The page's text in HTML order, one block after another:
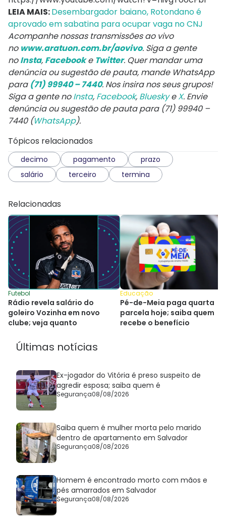
LEIA MAIS:Desembargador baiano, Rotondano é
aprovado em sabatina para ocupar vaga no CNJ
Acompanhe nossas transmissões ao vivo
no www.aratuon.com.br/aovivo. Siga a gente
noInsta, Facebooke Twitter. Quer mandar uma
denúncia ou sugestão de pauta, mande WhatsApp
para (71) 99940 – 7440. Nos insira nos seus grupos!
Siga a gente noInsta, Facebook, BlueskyeX. Envie
denúncia ou sugestão de pauta para (71) 99940 –
7440 (WhatsApp).
Tópicos relacionados
decimo pagamento
prazo
salário
terceiro termina
Relacionadas
Futebol
Rádio revela salário do
goleiro Vozinha em novo
clube; veja quanto
Educação
Pé-de-Meia paga quarta
parcela hoje; saiba quem
recebe o benefício
Últimas notícias
Ex-jogador do Vitória é preso suspeito de
agredir esposa; saiba quem é
Segurança08/08/2026
Saiba quem é mulher morta pelo marido
dentro de apartamento em Salvador
Segurança08/08/2026
Homem é encontrado morto com mãos e
pés amarrados em Salvador
Segurança08/08/2026